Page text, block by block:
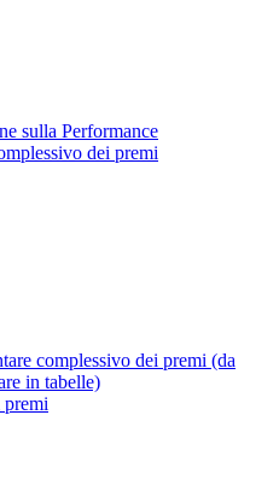
sulla Performance
dei premi
complessivo dei premi (da
in tabelle)